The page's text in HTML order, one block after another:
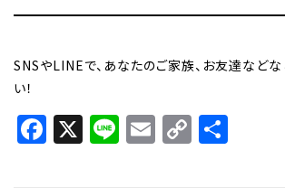
SNSやLINEで、あなたのご家族、お友達など
い！
Facebook
X LineEmail
Copy
Link